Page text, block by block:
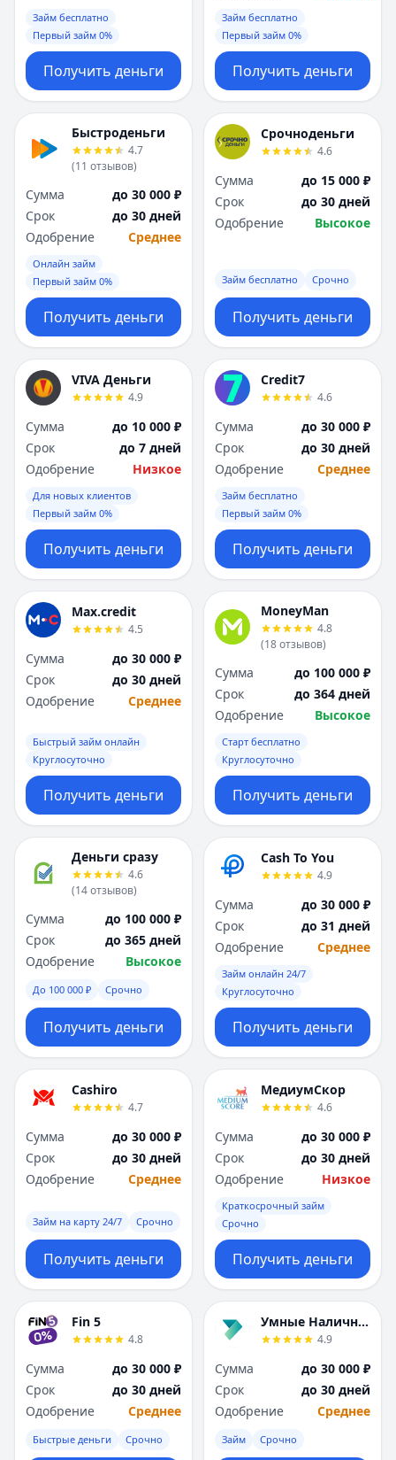
Займ бесплатно
Первый займ 0%
Получить деньги
Займ бесплатно
Первый займ 0%
Получить деньги
Быстроденьги
4.7
(11 отзывов)
Сумма
до 30 000 ₽
Срок
до 30 дней
Одобрение
Среднее
Онлайн займ
Первый займ 0%
Получить деньги
Срочноденьги
4.6
Сумма
до 15 000 ₽
Срок
до 30 дней
Одобрение
Высокое
Займ бесплатно Срочно
Получить деньги
VIVA Деньги
4.9
Сумма
до 10 000 ₽
Срок
до 7 дней
Одобрение
Низкое
Для новых клиентов
Первый займ 0%
Получить деньги
Credit7
4.6
Сумма
до 30 000 ₽
Срок
до 30 дней
Одобрение
Среднее
Займ бесплатно
Первый займ 0%
Получить деньги
Max.credit
4.5
Сумма
до 30 000 ₽
Срок
до 30 дней
Одобрение
Среднее
Быстрый займ онлайн
Круглосуточно
Получить деньги
MoneyMan
4.8
(18отзывов)
Сумма
до 100 000 ₽
Срок
до 364 дней
Одобрение
Высокое
Старт бесплатно
Круглосуточно
Получить деньги
Деньги сразу
4.6
(14отзывов)
Сумма
до 100 000 ₽
Срок
до 365 дней
Одобрение
Высокое
До 100 000 ₽ Срочно
Получить деньги
Cash To You
4.9
Сумма
до 30 000 ₽
Срок
до 31 дней
Одобрение
Среднее
Займ онлайн 24/7
Круглосуточно
Получить деньги
Cashiro
4.7
Сумма
до 30 000 ₽
Срок
до 30 дней
Одобрение
Среднее
Займ на карту 24/7 Срочно
Получить деньги
МедиумСкор
4.6
Сумма
до 30 000 ₽
Срок
до 30 дней
Одобрение
Низкое
Краткосрочный займ
Срочно
Получить деньги
Fin 5
4.8
Сумма
до 30 000 ₽
Срок
до 30 дней
Одобрение
Среднее
Быстрые деньги Срочно
Умные Наличные
4.9
Сумма
до 30 000 ₽
Срок
до 30 дней
Одобрение
Среднее
Займ Срочно